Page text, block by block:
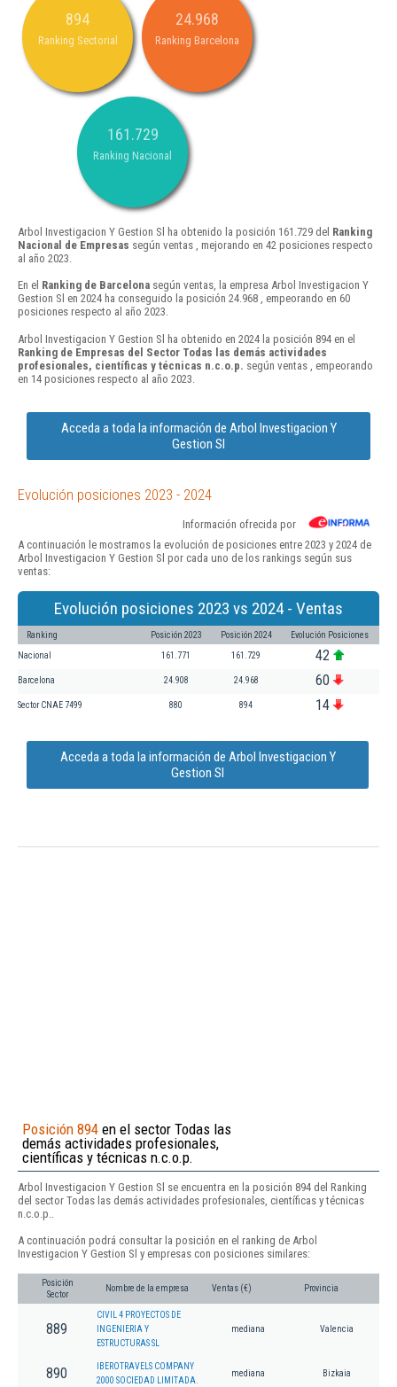
894
Ranking Sectorial
24.968
Ranking Barcelona
161.729
Ranking Nacional
Arbol Investigacion Y Gestion Sl ha obtenido la posición 161.729 del Ranking
Nacional de Empresas según ventas , mejorando en 42 posiciones respecto
al año 2023.
En el Ranking de Barcelona según ventas, la empresa Arbol Investigacion Y
Gestion Sl en 2024 ha conseguido la posición 24.968 , empeorando en 60
posiciones respecto al año 2023.
Arbol Investigacion Y Gestion Sl ha obtenido en 2024 la posición 894 en el
Ranking de Empresas del Sector Todas las demás actividades
profesionales, científicas y técnicas n.c.o.p. según ventas , empeorando
en 14 posiciones respecto al año 2023.
Acceda a toda la información de Arbol Investigacion Y
Gestion Sl
Evolución posiciones 2023 - 2024
Información ofrecida por
A continuación le mostramos la evolución de posiciones entre 2023 y 2024 de
Arbol Investigacion Y Gestion Sl por cada uno de los rankings según sus
ventas:
Evolución posiciones 2023 vs 2024 - Ventas
Ranking Posición 2023 Posición 2024 Evolución Posiciones
Nacional 161.771 161.729 42
Barcelona 24.908 24.968 60
Sector CNAE 7499 880 894 14
Acceda a toda la información de Arbol Investigacion Y
Gestion Sl
Posición 894 en el sector Todas las
demás actividades profesionales,
científicas y técnicas n.c.o.p.
Arbol Investigacion Y Gestion Sl se encuentra en la posición 894 del Ranking
del sector Todas las demás actividades profesionales, científicas y técnicas
n.c.o.p..
A continuación podrá consultar la posición en el ranking de Arbol
Investigacion Y Gestion Sl y empresas con posiciones similares:
Posición
Sector
Nombre de la empresa Ventas (€) Provincia
889
CIVIL 4 PROYECTOS DE
INGENIERIA Y
ESTRUCTURAS SL
mediana Valencia
890
IBEROTRAVELS COMPANY
2000 SOCIEDAD LIMITADA.
mediana Bizkaia